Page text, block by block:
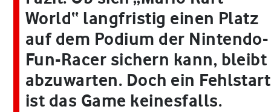
World“ langfristig einen Platz
auf dem Podium der Nintendo-
Fun-Racer sichern kann, bleibt
abzuwarten. Doch ein Fehlstart
ist das Game keinesfalls.